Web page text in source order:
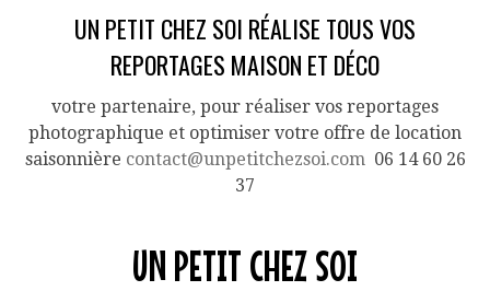
UN PETIT CHEZ SOI RÉALISE TOUS VOS
REPORTAGES MAISON ET DÉCO
votre partenaire, pour réaliser vos reportages
photographique et optimiser votre offre de location
saisonnière contact@unpetitchezsoi.com06 14 60 26
37
UN PETIT CHEZ SOI